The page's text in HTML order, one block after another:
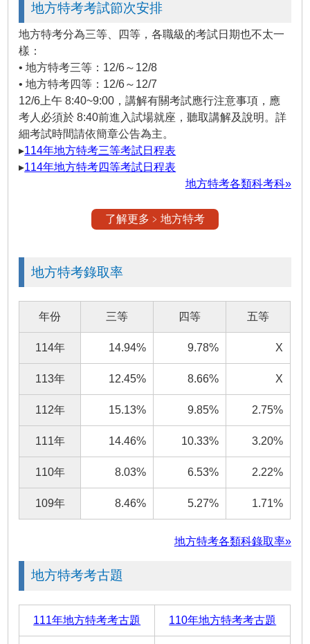
地方特考考試節次安排
地方特考分為三等、四等，各職級的考試日期也不太一
樣：
• 地方特考三等：12/6～12/8
• 地方特考四等：12/6～12/7
12/6上午 8:40~9:00，講解有關考試應行注意事項，應
考人必須於 8:40前進入試場就座，聽取講解及說明。詳
細考試時間請依簡章公告為主。
▸114年地方特考三等考試日程表
▸114年地方特考四等考試日程表
地方特考各類科考科»
了解更多﹥地方特考
地方特考錄取率
年份 三等 四等 五等
114年 14.94% 9.78% X
113年 12.45% 8.66% X
112年 15.13% 9.85% 2.75%
111年 14.46% 10.33% 3.20%
110年 8.03% 6.53% 2.22%
109年 8.46% 5.27% 1.71%
地方特考各類科錄取率»
地方特考考古題
111年地方特考考古題 110年地方特考考古題